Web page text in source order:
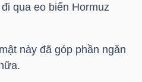
qua eo biển Hormuz
này đã góp phần ngăn